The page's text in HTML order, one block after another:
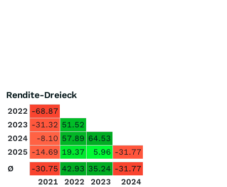
Rendite-Dreieck
2022 -68.87
2023 -31.32 51.52
2024
-8.10 57.89 64.53
2025 -14.69 19.37 5.96 -31.77
Ø
-30.75 42.93 35.24 -31.77
2021
2022 2023 2024